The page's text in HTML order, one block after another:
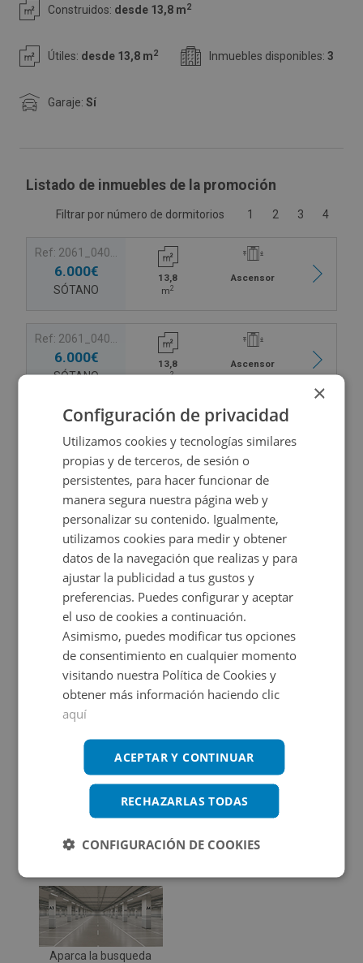
Construidos: desde 13,8 m2
Útiles: desde 13,8 m2 Inmuebles disponibles: 3
Garaje: Sí
Listado de inmuebles de la promoción
Filtrar por número de dormitorios 1 2 3 4
Ref: 2061_0407_PE0003
6.000€
SÓTANO
13,8
m2
Ascensor
Ref: 2061_0407_PE0004
6.000€
SÓTANO
13,8
m2
Ascensor
Ref: 2061_0407_PE0002
6.000€
SÓTANO
13,8
m2
Ubicación
Ampliar mapa
Ver en mapa
No aplica. RD 390 / 2021
Aparca la busqueda
×
Configuración de privacidad
Utilizamos cookies y tecnologías similares
propias y de terceros, de sesión o
persistentes, para hacer funcionar de
manera segura nuestra página web y
personalizar su contenido. Igualmente,
utilizamos cookies para medir y obtener
datos de la navegación que realizas y para
ajustar la publicidad a tus gustos y
preferencias. Puedes configurar y aceptar
el uso de cookies a continuación.
Asimismo, puedes modificar tus opciones
de consentimiento en cualquier momento
visitando nuestra Política de Cookies y
obtener más información haciendo clic
aquí
ACEPTAR Y CONTINUAR
RECHAZARLAS TODAS
CONFIGURACIÓN DE COOKIES